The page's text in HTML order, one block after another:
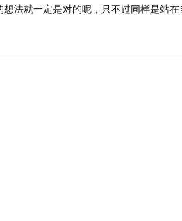
法就一定是对的呢，只不过同样是站在